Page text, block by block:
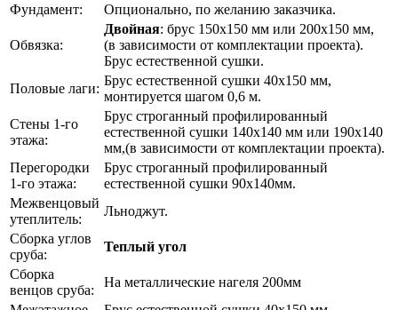
Фундамент: Опционально, по желанию заказчика.
Обвязка:
Двойная: брус 150х150 мм или 200х150 мм,
(в зависимости от комплектации проекта).
Брус естественной сушки.
Половые лаги:
Брус естественной сушки 40х150 мм,
монтируется шагом 0,6 м.
Стены 1-го
этажа:
Брус строганный профилированный
естественной сушки 140х140 мм или 190х140
мм,(в зависимости от комплектации проекта).
Перегородки
1-го этажа:
Брус строганный профилированный
естественной сушки 90х140мм.
Межвенцовый
утеплитель:
Льноджут.
Сборка углов
сруба:
Теплый угол
Сборка
венцов сруба:
На металлические нагеля 200мм